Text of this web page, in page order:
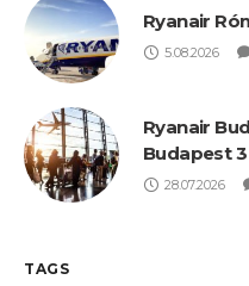
Ryanair
5.08.2026
Ryanair
Budapest
28.07.2026
TAGS